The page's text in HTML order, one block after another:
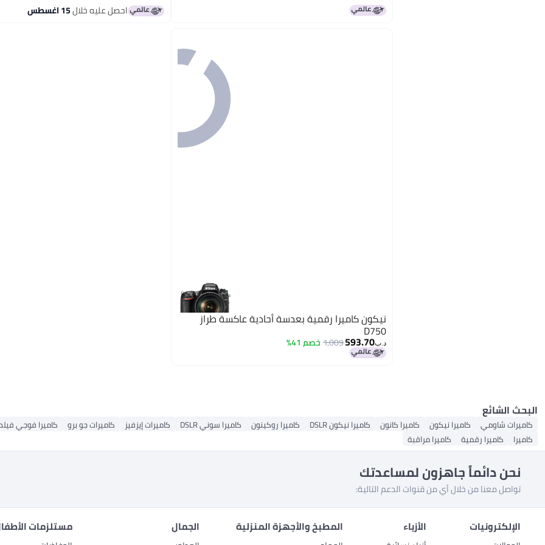
احصل عليه خلال15 اغسطس
نيكون كاميرا رقمية بعدسة أحادية عاكسة طراز
D750
د.ب‏593.70
1,009خصم 41%
البحث الشائع
كاميرات شاومي كاميرا نيكون كاميرا كانون كاميرا نيكون DSLR كاميرا روكينون كاميرا سوني DSLR كاميرات إيزفيز كاميرات جو برو
كاميرا فوجي
كاميرا
كاميرا رقمية كاميرا مراقبة
نحن دائماً جاهزون لمساعدتك
تواصل معنا من خلال أي من قنوات الدعم التالية:
الإلكترونيات الأزياء المطبخ والأجهزة المنزلية الجمال مستلزمات